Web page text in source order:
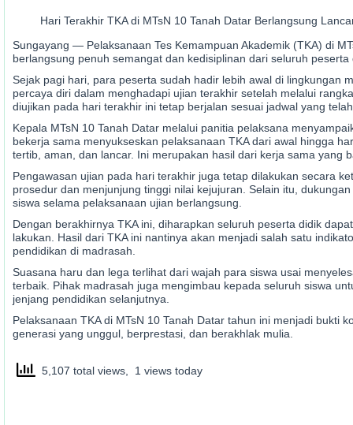
Hari Terakhir TKA di MTsN 10 Tanah Datar Berlangsung
Sungayang — Pelaksanaan Tes Kemampuan Akademik (TKA) di
berlangsung penuh semangat dan kedisiplinan dari seluruh
Sejak pagi hari, para peserta sudah hadir lebih awal di lingkungan
percaya diri dalam menghadapi ujian terakhir setelah melalui
diujikan pada hari terakhir ini tetap berjalan sesuai jadwal yang
Kepala MTsN 10 Tanah Datar melalui panitia pelaksana
bekerja sama menyukseskan pelaksanaan TKA dari awal hingga
tertib, aman, dan lancar. Ini merupakan hasil dari kerja sama yang
Pengawasan ujian pada hari terakhir juga tetap dilakukan secara
prosedur dan menjunjung tinggi nilai kejujuran. Selain itu,
siswa selama pelaksanaan ujian berlangsung.
Dengan berakhirnya TKA ini, diharapkan seluruh peserta didik
lakukan. Hasil dari TKA ini nantinya akan menjadi salah satu
pendidikan di madrasah.
Suasana haru dan lega terlihat dari wajah para siswa usai
terbaik. Pihak madrasah juga mengimbau kepada seluruh siswa
jenjang pendidikan selanjutnya.
Pelaksanaan TKA di MTsN 10 Tanah Datar tahun ini menjadi
generasi yang unggul, berprestasi, dan berakhlak mulia.
5,107 total views, 1 views today